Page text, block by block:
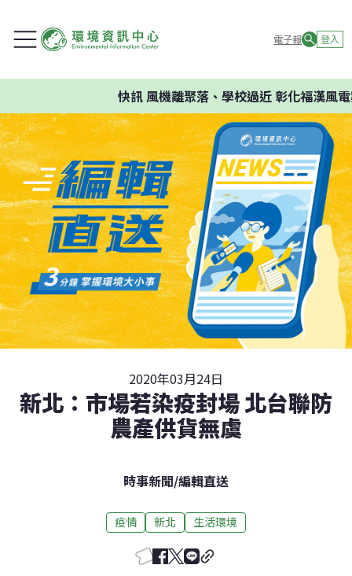
電子報 登入
快訊風機離聚落、學校過近 彰化福漢風電
2020年03月24日
新北：市場若染疫封場 北台聯防
農產供貨無虞
時事新聞/編輯直送
疫情 新北 生活環境